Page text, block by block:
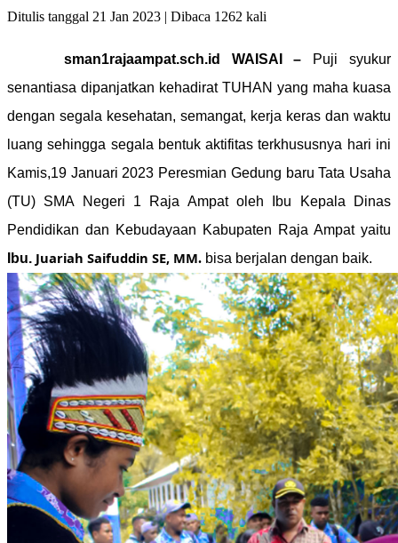
Ditulis tanggal 21 Jan 2023 | Dibaca 1262 kali
sman1rajaampat.sch.id WAISAI –
Puji syukur
senantiasa dipanjatkan kehadirat TUHAN yang maha kuasa
dengan segala kesehatan, semangat, kerja keras dan waktu
luang sehingga segala bentuk aktifitas terkhususnya hari ini
Kamis,19 Januari 2023 Peresmian Gedung baru Tata Usaha
(TU) SMA Negeri 1 Raja Ampat oleh Ibu Kepala Dinas
Pendidikan dan Kebudayaan Kabupaten Raja Ampat yaitu
Ibu. Juariah Saifuddin SE, MM. bisa berjalan dengan baik.